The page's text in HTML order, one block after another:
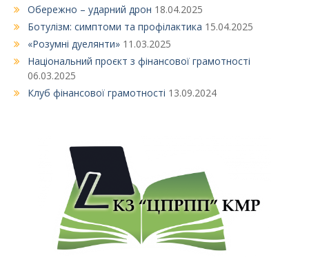
Обережно – ударний дрон 18.04.2025
Ботулізм: симптоми та профілактика 15.04.2025
«Розумні дуелянти» 11.03.2025
Національний проєкт з фінансової грамотності
06.03.2025
Клуб фінансової грамотності 13.09.2024